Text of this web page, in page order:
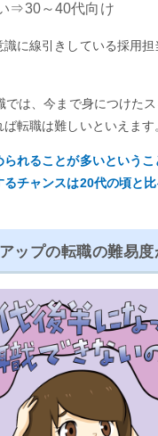
⇒30～40代向け
識に線引きしている採用
では、今まで身につけた
転職は難しいといえます
られることが多いという
チャンスは20代の頃と
ップの転職の難易